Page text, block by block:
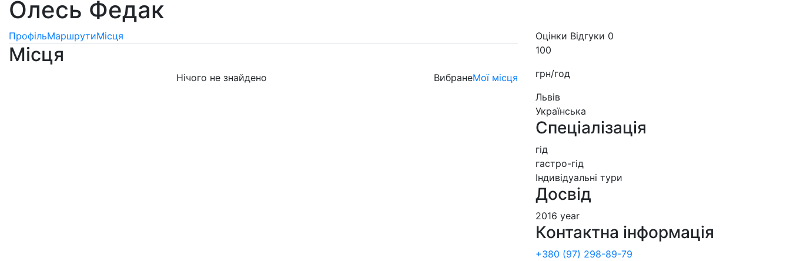
Олесь Федак
ПрофільМаршрутиМісця
Місця
ВибранеМої місця
Нічого не знайдено
Оцінки Відгуки 0
100
грн/год
Львів
Українська
Спеціалізація
гід
гастро-гід
Індивідуальні тури
Досвід
2016 year
Контактна інформація
+380 (97) 298-89-79